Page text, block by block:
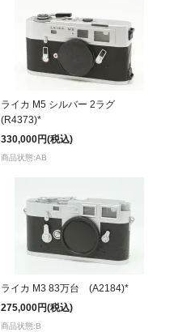
ライカ M5 シルバー 2ラグ
(R4373)*
330,000円(税込)
商品状態:AB
ライカ M3 83万台 (A2184)*
275,000円(税込)
商品状態:B